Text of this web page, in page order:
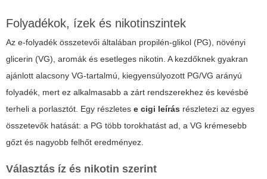
Folyadékok, ízek és nikotinszintek
Az e-folyadék összetevői általában propilén-glikol (PG), növényi
glicerin (VG), aromák és esetleges nikotin. A kezdőknek gyakran
ajánlott alacsony VG-tartalmú, kiegyensúlyozott PG/VG arányú
folyadék, mert ez alkalmasabb a zárt rendszerekhez és kevésbé
terheli a porlasztót. Egy részletes e cigi leírás részletezi az egyes
összetevők hatását: a PG több torokhatást ad, a VG krémesebb
gőzt és nagyobb felhőt eredményez.
Választás íz és nikotin szerint